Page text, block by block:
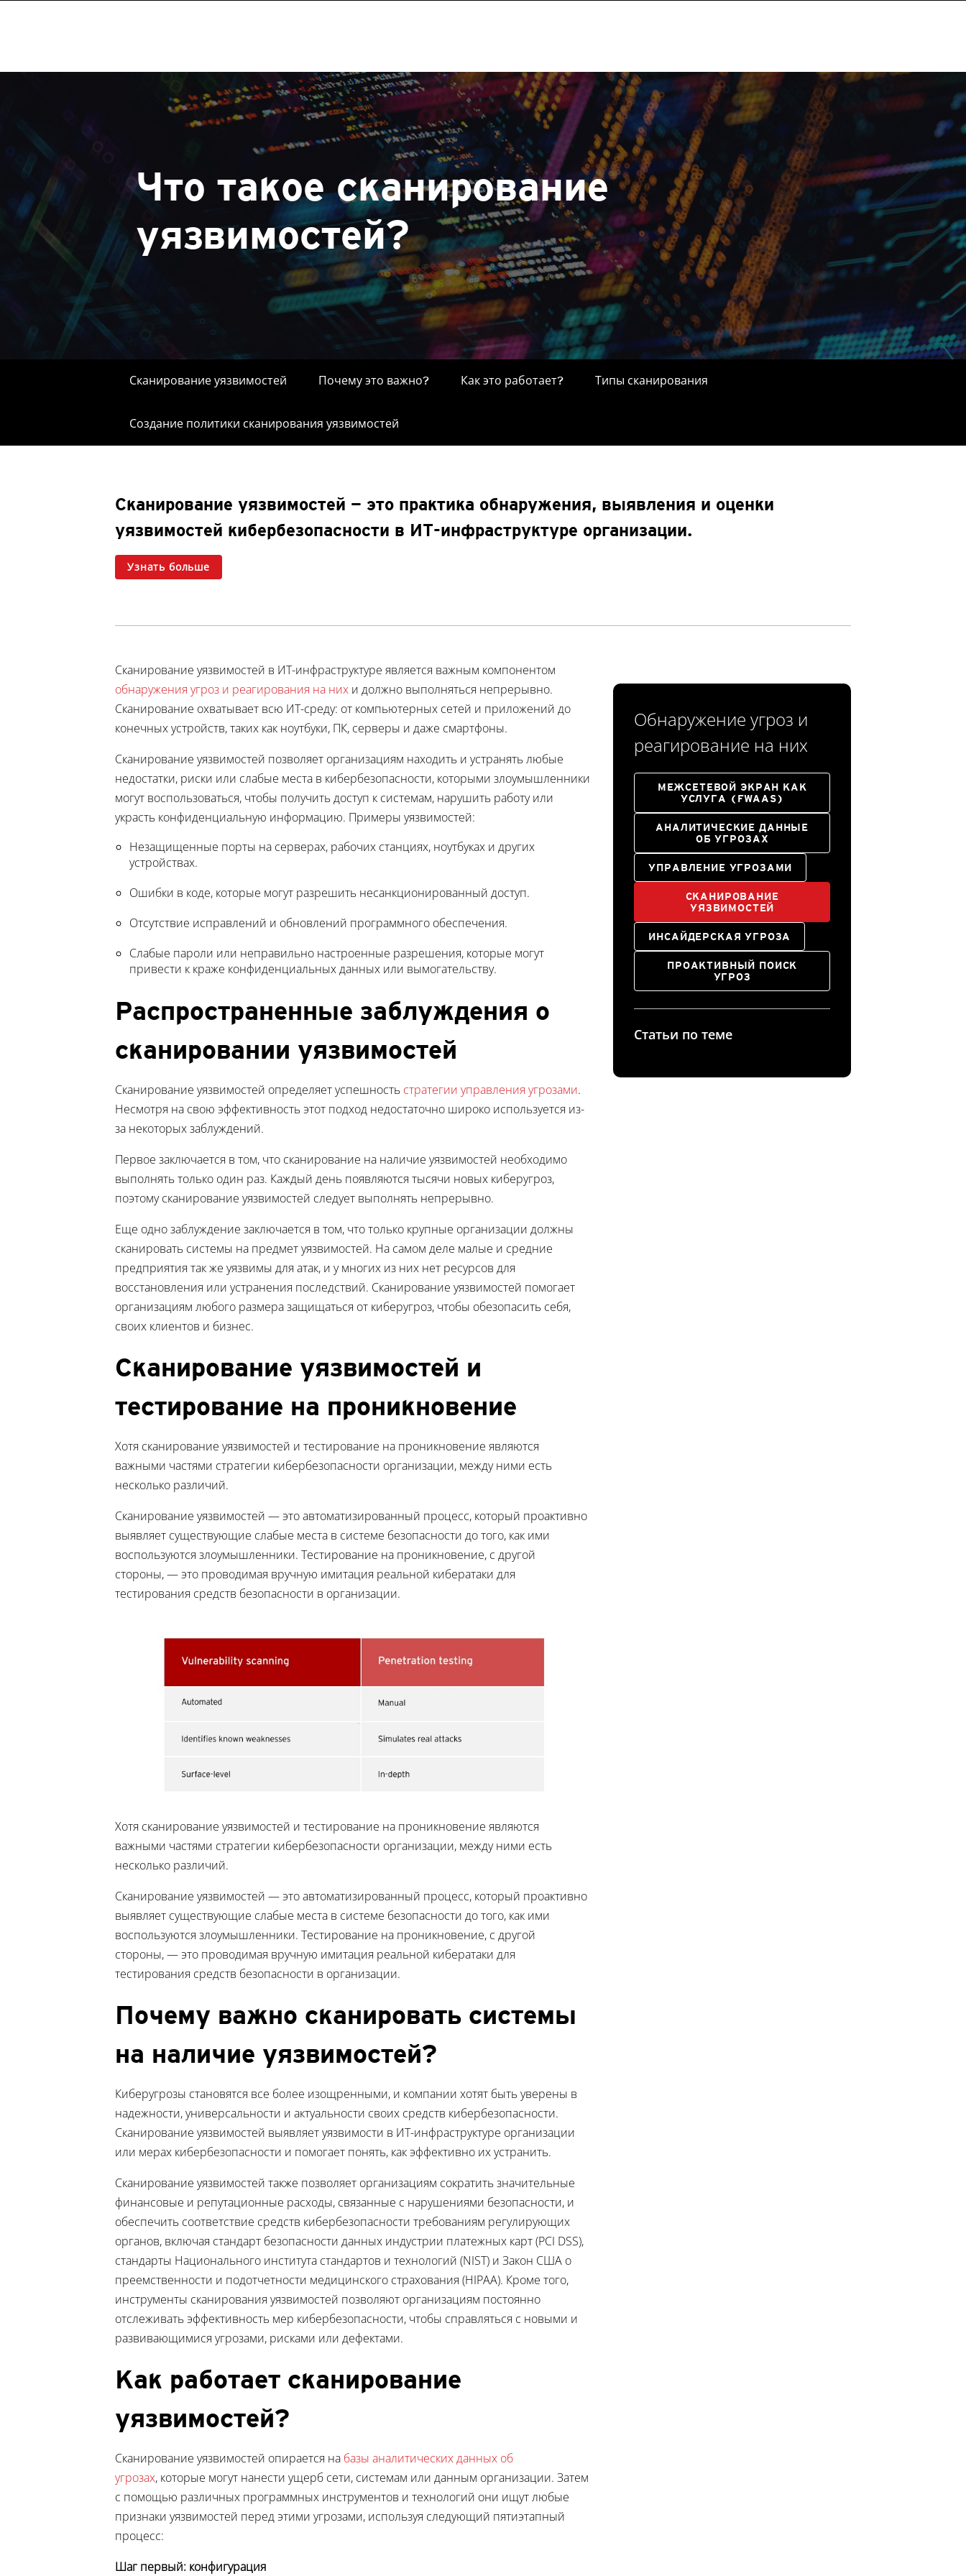
Что такое сканирование
уязвимостей?
Сканирование уязвимостей Почему это важно? Как это работает? Типы сканирования
Создание политики сканирования уязвимостей
Сканирование уязвимостей — это практика обнаружения, выявления и оценки
уязвимостей кибербезопасности в ИТ-инфраструктуре организации.
Узнать больше
Сканирование уязвимостей в ИТ-инфраструктуре является важным компонентом
обнаружения угроз и реагирования на них и должно выполняться непрерывно.
Сканирование охватывает всю ИТ-среду: от компьютерных сетей и приложений до
конечных устройств, таких как ноутбуки, ПК, серверы и даже смартфоны.
Сканирование уязвимостей позволяет организациям находить и устранять любые
недостатки, риски или слабые места в кибербезопасности, которыми злоумышленники
могут воспользоваться, чтобы получить доступ к системам, нарушить работу или
украсть конфиденциальную информацию. Примеры уязвимостей:
Незащищенные порты на серверах, рабочих станциях, ноутбуках и других
устройствах.
Ошибки в коде, которые могут разрешить несанкционированный доступ.
Отсутствие исправлений и обновлений программного обеспечения.
Слабые пароли или неправильно настроенные разрешения, которые могут
привести к краже конфиденциальных данных или вымогательству.
Распространенные заблуждения о
сканировании уязвимостей
Сканирование уязвимостей определяет успешность стратегии управления угрозами.
Несмотря на свою эффективность этот подход недостаточно широко используется из-
за некоторых заблуждений.
Первое заключается в том, что сканирование на наличие уязвимостей необходимо
выполнять только один раз. Каждый день появляются тысячи новых киберугроз,
поэтому сканирование уязвимостей следует выполнять непрерывно.
Еще одно заблуждение заключается в том, что только крупные организации должны
сканировать системы на предмет уязвимостей. На самом деле малые и средние
предприятия так же уязвимы для атак, и у многих из них нет ресурсов для
восстановления или устранения последствий. Сканирование уязвимостей помогает
организациям любого размера защищаться от киберугроз, чтобы обезопасить себя,
своих клиентов и бизнес.
Сканирование уязвимостей и
тестирование на проникновение
Хотя сканирование уязвимостей и тестирование на проникновение являются
важными частями стратегии кибербезопасности организации, между ними есть
несколько различий.
Сканирование уязвимостей — это автоматизированный процесс, который проактивно
выявляет существующие слабые места в системе безопасности до того, как ими
воспользуются злоумышленники. Тестирование на проникновение, с другой
стороны, — это проводимая вручную имитация реальной кибератаки для
тестирования средств безопасности в организации.
Хотя сканирование уязвимостей и тестирование на проникновение являются
важными частями стратегии кибербезопасности организации, между ними есть
несколько различий.
Сканирование уязвимостей — это автоматизированный процесс, который проактивно
выявляет существующие слабые места в системе безопасности до того, как ими
воспользуются злоумышленники. Тестирование на проникновение, с другой
стороны, — это проводимая вручную имитация реальной кибератаки для
тестирования средств безопасности в организации.
Почему важно сканировать системы
на наличие уязвимостей?
Киберугрозы становятся все более изощренными, и компании хотят быть уверены в
надежности, универсальности и актуальности своих средств кибербезопасности.
Сканирование уязвимостей выявляет уязвимости в ИТ-инфраструктуре организации
или мерах кибербезопасности и помогает понять, как эффективно их устранить.
Сканирование уязвимостей также позволяет организациям сократить значительные
финансовые и репутационные расходы, связанные с нарушениями безопасности, и
обеспечить соответствие средств кибербезопасности требованиям регулирующих
органов, включая стандарт безопасности данных индустрии платежных карт (PCI DSS),
стандарты Национального института стандартов и технологий (NIST) и Закон США о
преемственности и подотчетности медицинского страхования (HIPAA). Кроме того,
инструменты сканирования уязвимостей позволяют организациям постоянно
отслеживать эффективность мер кибербезопасности, чтобы справляться с новыми и
развивающимися угрозами, рисками или дефектами.
Как работает сканирование
уязвимостей?
Сканирование уязвимостей опирается на базы аналитических данных об
угрозах, которые могут нанести ущерб сети, системам или данным организации. Затем
с помощью различных программных инструментов и технологий они ищут любые
признаки уязвимостей перед этими угрозами, используя следующий пятиэтапный
процесс:
Шаг первый: конфигурация
Обнаружение угроз и
реагирование на них
МЕЖСЕТЕВОЙ ЭКРАН КАК
УСЛУГА (FWAAS)
АНАЛИТИЧЕСКИЕ ДАННЫЕ
ОБ УГРОЗАХ
УПРАВЛЕНИЕ УГРОЗАМИ
СКАНИРОВАНИЕ
УЯЗВИМОСТЕЙ
ИНСАЙДЕРСКАЯ УГРОЗА
ПРОАКТИВНЫЙ ПОИСК
УГРОЗ
Статьи по теме